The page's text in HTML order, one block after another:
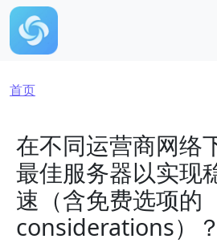
跳转到主要内容
面包屑
首页
在不同运营商网络
最佳服务器以实现
速（含免费选项的
considerations）？